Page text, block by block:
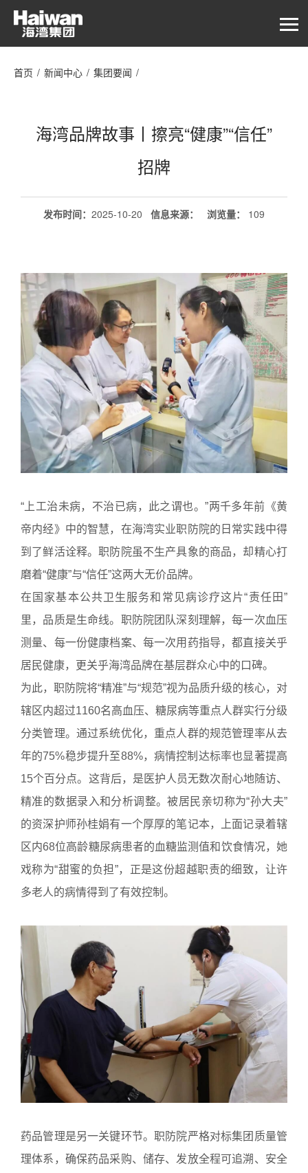
首页 / 新闻中心 / 集团要闻 /
海湾品牌故事丨擦亮“健康”“信任”
招牌
发布时间： 2025-10-20 信息来源： 浏览量： 109
“上工治未病，不治已病，此之谓也。”两千多年前《黄
帝内经》中的智慧，在海湾实业职防院的日常实践中得
到了鲜活诠释。职防院虽不生产具象的商品，却精心打
磨着“健康”与“信任”这两大无价品牌。
在国家基本公共卫生服务和常见病诊疗这片“责任田”
里，品质是生命线。职防院团队深刻理解，每一次血压
测量、每一份健康档案、每一次用药指导，都直接关乎
居民健康，更关乎海湾品牌在基层群众心中的口碑。
为此，职防院将“精准”与“规范”视为品质升级的核心，对
辖区内超过1160名高血压、糖尿病等重点人群实行分级
分类管理。通过系统优化，重点人群的规范管理率从去
年的75%稳步提升至88%，病情控制达标率也显著提高
15个百分点。这背后，是医护人员无数次耐心地随访、
精准的数据录入和分析调整。被居民亲切称为“孙大夫”
的资深护师孙桂娟有一个厚厚的笔记本，上面记录着辖
区内68位高龄糖尿病患者的血糖监测值和饮食情况，她
戏称为“甜蜜的负担”，正是这份超越职责的细致，让许
多老人的病情得到了有效控制。
药品管理是另一关键环节。职防院严格对标集团质量管
理体系，确保药品采购、储存、发放全程可追溯、安全